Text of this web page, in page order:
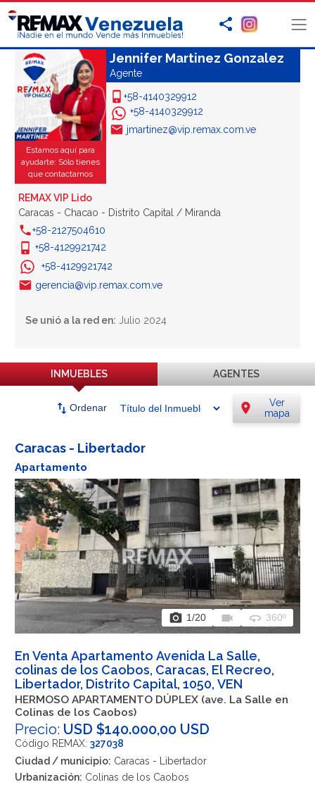
Estamos aquí para
ayudarte: Sólo tienes
que contactarnos
Jennifer Martinez Gonzalez
Agente
+58-4140329912
+58-4140329912
jmartinez@vip.remax.com.ve
REMAX VIP Lido
Caracas - Chacao - Distrito Capital / Miranda
+58-2127504610
+58-4129921742
+58-4129921742
gerencia@vip.remax.com.ve
Se unió a la red en: Julio 2024
INMUEBLES AGENTES
swap_vert Ordenar location_on
Ver
mapa
Caracas - Libertador
Apartamento
photo_camera 1/20 videocam 360 360º
En Venta Apartamento Avenida La Salle,
colinas de los Caobos, Caracas, El Recreo,
Libertador, Distrito Capital, 1050, VEN
HERMOSO APARTAMENTO DÚPLEX (ave. La Salle en
Colinas de los Caobos)
Precio: USD $140.000,00 USD
Código REMAX: 327038
Ciudad / municipio: Caracas - Libertador
Urbanización: Colinas de los Caobos